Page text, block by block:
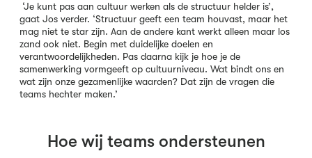
‘Je kunt pas aan cultuur werken als de structuur helder is’,
gaat Jos verder. ‘Structuur geeft een team houvast, maar het
mag niet te star zijn. Aan de andere kant werkt alleen maar los
zand ook niet. Begin met duidelijke doelen en
verantwoordelijkheden. Pas daarna kijk je hoe je de
samenwerking vormgeeft op cultuurniveau. Wat bindt ons en
wat zijn onze gezamenlijke waarden? Dat zijn de vragen die
teams hechter maken.’
Hoe wij teams ondersteunen